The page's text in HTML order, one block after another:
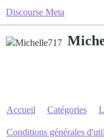
Discourse Meta
Accueil Catégories
Conditions générales